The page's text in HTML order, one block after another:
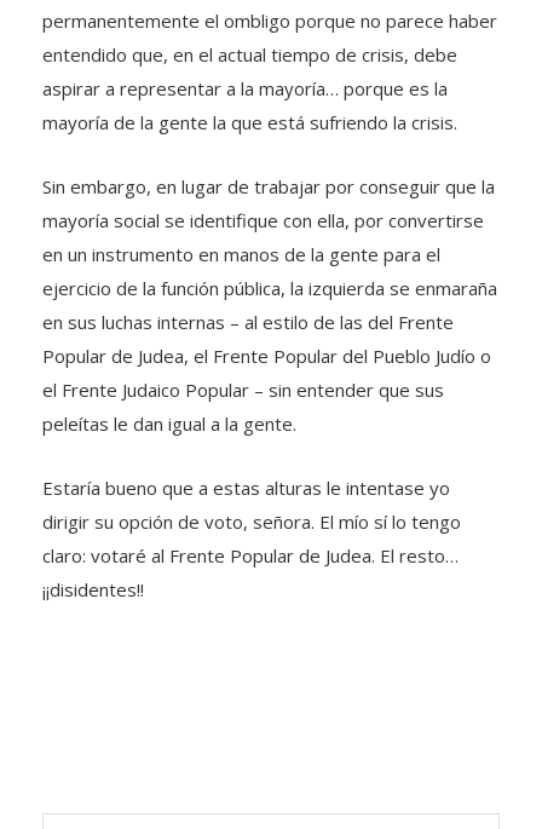
permanentemente el ombligo porque no parece haber
entendido que, en el actual tiempo de crisis, debe
aspirar a representar a la mayoría… porque es la
mayoría de la gente la que está sufriendo la crisis.
Sin embargo, en lugar de trabajar por conseguir que la
mayoría social se identifique con ella, por convertirse
en un instrumento en manos de la gente para el
ejercicio de la función pública, la izquierda se enmaraña
en sus luchas internas – al estilo de las del Frente
Popular de Judea, el Frente Popular del Pueblo Judío o
el Frente Judaico Popular – sin entender que sus
peleítas le dan igual a la gente.
Estaría bueno que a estas alturas le intentase yo
dirigir su opción de voto, señora. El mío sí lo tengo
claro: votaré al Frente Popular de Judea. El resto…
¡¡disidentes!!